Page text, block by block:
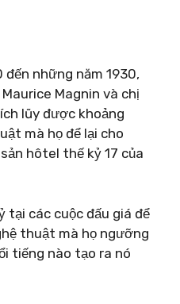
những năm 1930,
Magnin và chị
lũy được khoảng
mà họ để lại cho
hôtel thế kỷ 17 của
tại các cuộc đấu giá để
thuật mà họ ngưỡng
tiếng nào tạo ra nó